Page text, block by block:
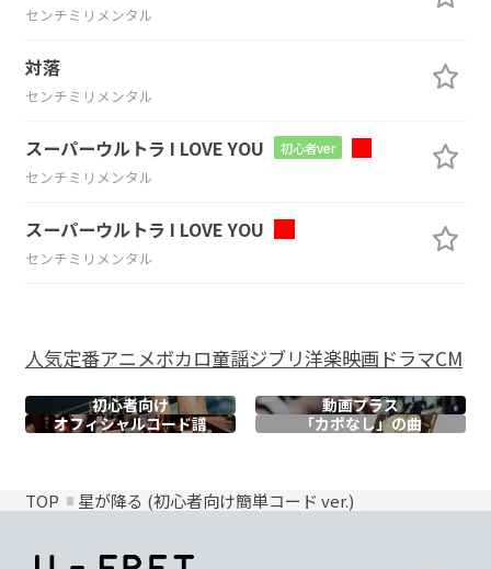
センチミリメンタル
対落
センチミリメンタル
スーパーウルトラ I LOVE YOU 初心者ver
センチミリメンタル
スーパーウルトラ I LOVE YOU
センチミリメンタル
人気定番アニメボカロ童謡ジブリ洋楽映画ドラマCM
初心者向け
動画プラス
オフィシャルコード譜 「カポなし」の曲
TOP 星が降る (初心者向け簡単コード ver.)